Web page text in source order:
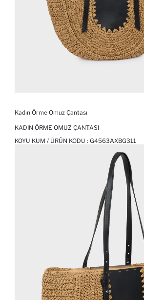
Kadın Örme Omuz Çantası
KADIN ÖRME OMUZ ÇANTASI
KOYU KUM / ÜRÜN KODU : G4563AXBG311